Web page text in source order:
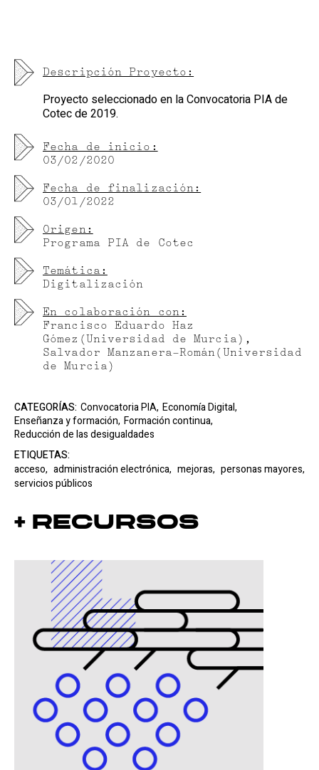
Descripción Proyecto:
Proyecto seleccionado en la Convocatoria PIA de
Cotec de 2019.
Fecha de inicio:
03/02/2020
Fecha de finalización:
03/01/2022
Origen:
Programa PIA de Cotec
Temática:
Digitalización
En colaboración con:
Francisco Eduardo Haz
Gómez(Universidad de Murcia),
Salvador Manzanera-Román(Universidad
de Murcia)
CATEGORÍAS: Convocatoria PIA, Economía Digital,
Enseñanza y formación, Formación continua,
Reducción de las desigualdades
ETIQUETAS:
acceso, administración electrónica, mejoras, personas mayores,
servicios públicos
+ Recursos